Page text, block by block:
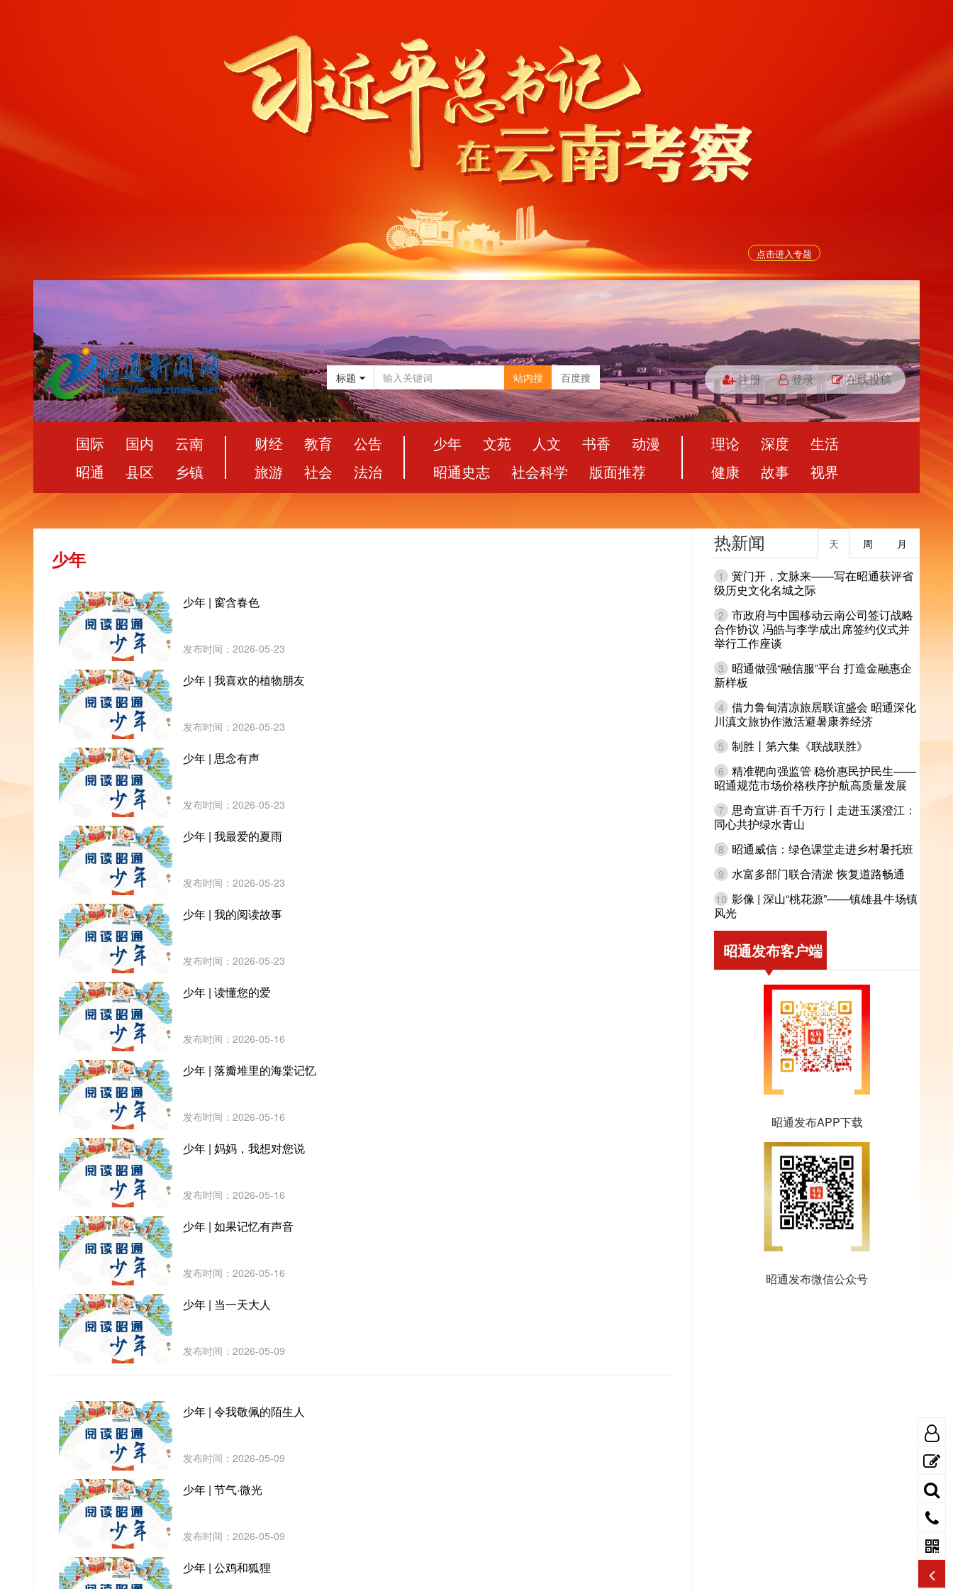
点击进入专题
标题 站内搜 百度搜 注册 登录 在线投稿
国际 国内
云南
昭通
县区 乡镇
财经 教育
公告
旅游
社会 法治
少年 文苑 人文 书香
动漫
昭通史志
社会科学 版面推荐
理论 深度
生活
健康
故事 视界
少年
少年 | 窗含春色
发布时间：2026-05-23
少年 | 我喜欢的植物朋友
发布时间：2026-05-23
少年 | 思念有声
发布时间：2026-05-23
少年 | 我最爱的夏雨
发布时间：2026-05-23
少年 | 我的阅读故事
发布时间：2026-05-23
少年 | 读懂您的爱
发布时间：2026-05-16
少年 | 落瓣堆里的海棠记忆
发布时间：2026-05-16
少年 | 妈妈，我想对您说
发布时间：2026-05-16
少年 | 如果记忆有声音
发布时间：2026-05-16
少年 | 当一天大人
发布时间：2026-05-09
少年 | 令我敬佩的陌生人
发布时间：2026-05-09
少年 | 节气·微光
发布时间：2026-05-09
少年 | 公鸡和狐狸
热新闻 月
周
天
1
黉门开，文脉来——写在昭通获评省
级历史文化名城之际
2 市政府与中国移动云南公司签订战略
合作协议 冯皓与李学成出席签约仪式并
举行工作座谈
3
昭通做强“融信服”平台 打造金融惠企
新样板
4 借力鲁甸清凉旅居联谊盛会 昭通深化
川滇文旅协作激活避暑康养经济
5 制胜丨第六集《联战联胜》
6 精准靶向强监管 稳价惠民护民生——
昭通规范市场价格秩序护航高质量发展
7 思奇宣讲·百千万行丨走进玉溪澄江：
同心共护绿水青山
8 昭通威信：绿色课堂走进乡村暑托班
9 水富多部门联合清淤 恢复道路畅通
10 影像 | 深山“桃花源”——镇雄县牛场镇
风光
昭通发布客户端
昭通发布APP下载
昭通发布微信公众号